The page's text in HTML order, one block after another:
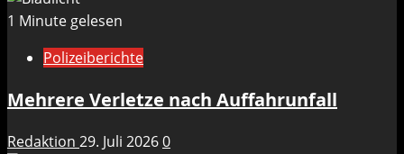
1 Minute gelesen
Polizeiberichte
Mehrere Verletze nach Auffahrunfall
Redaktion 29. Juli 20260